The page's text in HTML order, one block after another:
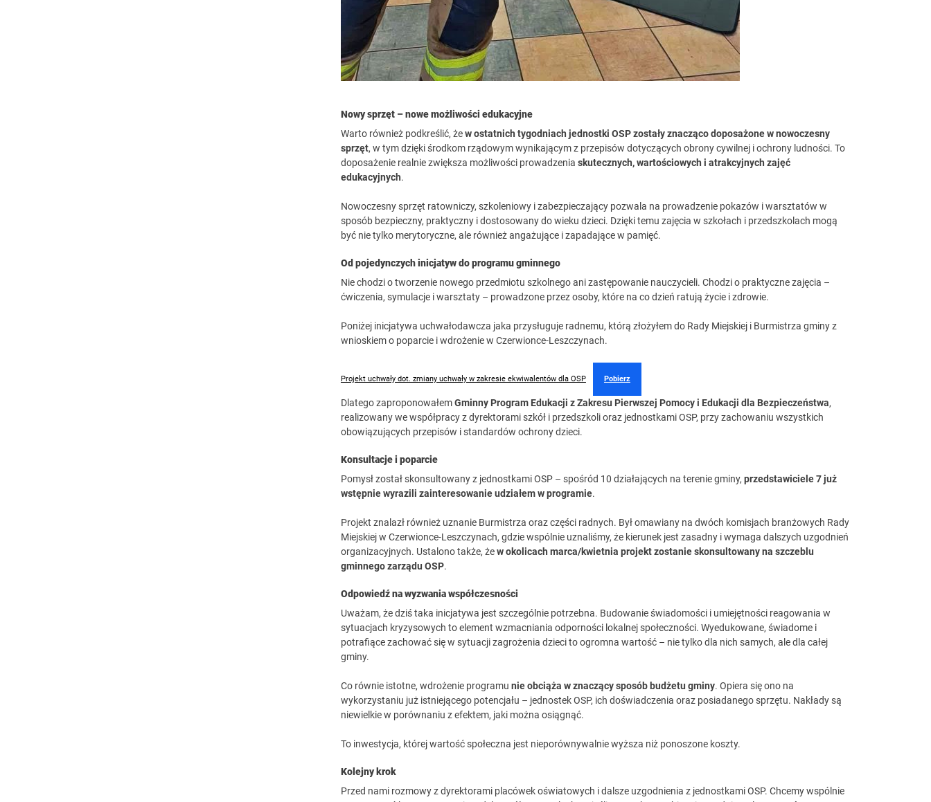
Nowy sprzęt – nowe możliwości edukacyjne
Warto również podkreślić, żew ostatnich tygodniach jednostki OSP zostały znacząco doposażone w nowoczesny
sprzęt, w tym dzięki środkom rządowym wynikającym z przepisów dotyczących obrony cywilnej i ochrony ludności. To
doposażenie realnie zwiększa możliwości prowadzenia skutecznych, wartościowych i atrakcyjnych zajęć
edukacyjnych.
Nowoczesny sprzęt ratowniczy, szkoleniowy i zabezpieczający pozwala na prowadzenie pokazów i warsztatów w
sposób bezpieczny, praktyczny i dostosowany do wieku dzieci. Dzięki temu zajęcia w szkołach i przedszkolach mogą
być nie tylko merytoryczne, ale również angażujące i zapadające w pamięć.
Od pojedynczych inicjatyw do programu gminnego
Nie chodzi o tworzenie nowego przedmiotu szkolnego ani zastępowanie nauczycieli. Chodzi o praktyczne zajęcia –
ćwiczenia, symulacje i warsztaty – prowadzone przez osoby, które na co dzień ratują życie i zdrowie.
Poniżej inicjatywa uchwałodawcza jaka przysługuje radnemu, którą złożyłem do Rady Miejskiej i Burmistrza gminy z
wnioskiem o poparcie i wdrożenie w Czerwionce-Leszczynach.
Projekt uchwały dot. zmiany uchwały w zakresie ekwiwalentów dla OSP Pobierz
Dlatego zaproponowałemGminny Program Edukacji z Zakresu Pierwszej Pomocy i Edukacji dla Bezpieczeństwa,
realizowany we współpracy z dyrektorami szkół i przedszkoli oraz jednostkami OSP, przy zachowaniu wszystkich
obowiązujących przepisów i standardów ochrony dzieci.
Konsultacje i poparcie
Pomysł został skonsultowany z jednostkami OSP – spośród 10 działających na terenie gminy, przedstawiciele 7 już
wstępnie wyrazili zainteresowanie udziałem w programie.
Projekt znalazł również uznanie Burmistrza oraz części radnych. Był omawiany na dwóch komisjach branżowych Rady
Miejskiej w Czerwionce-Leszczynach, gdzie wspólnie uznaliśmy, że kierunek jest zasadny i wymaga dalszych uzgodnień
organizacyjnych. Ustalono także, żew okolicach marca/kwietnia projekt zostanie skonsultowany na szczeblu
gminnego zarządu OSP.
Odpowiedź na wyzwania współczesności
Uważam, że dziś taka inicjatywa jest szczególnie potrzebna. Budowanie świadomości i umiejętności reagowania w
sytuacjach kryzysowych to element wzmacniania odporności lokalnej społeczności. Wyedukowane, świadome i
potrafiące zachować się w sytuacji zagrożenia dzieci to ogromna wartość – nie tylko dla nich samych, ale dla całej
gminy.
Co równie istotne, wdrożenie programu nie obciąża w znaczący sposób budżetu gminy. Opiera się ono na
wykorzystaniu już istniejącego potencjału – jednostek OSP, ich doświadczenia oraz posiadanego sprzętu. Nakłady są
niewielkie w porównaniu z efektem, jaki można osiągnąć.
To inwestycja, której wartość społeczna jest nieporównywalnie wyższa niż ponoszone koszty.
Kolejny krok
Przed nami rozmowy z dyrektorami placówek oświatowych i dalsze uzgodnienia z jednostkami OSP. Chcemy wspólnie